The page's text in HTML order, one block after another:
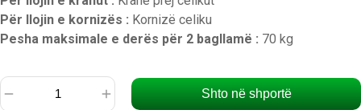
Për llojin e kornizës : Kornizë celiku
Pesha maksimale e derës për 2 bagllamë : 70 kg
Shto në shportë